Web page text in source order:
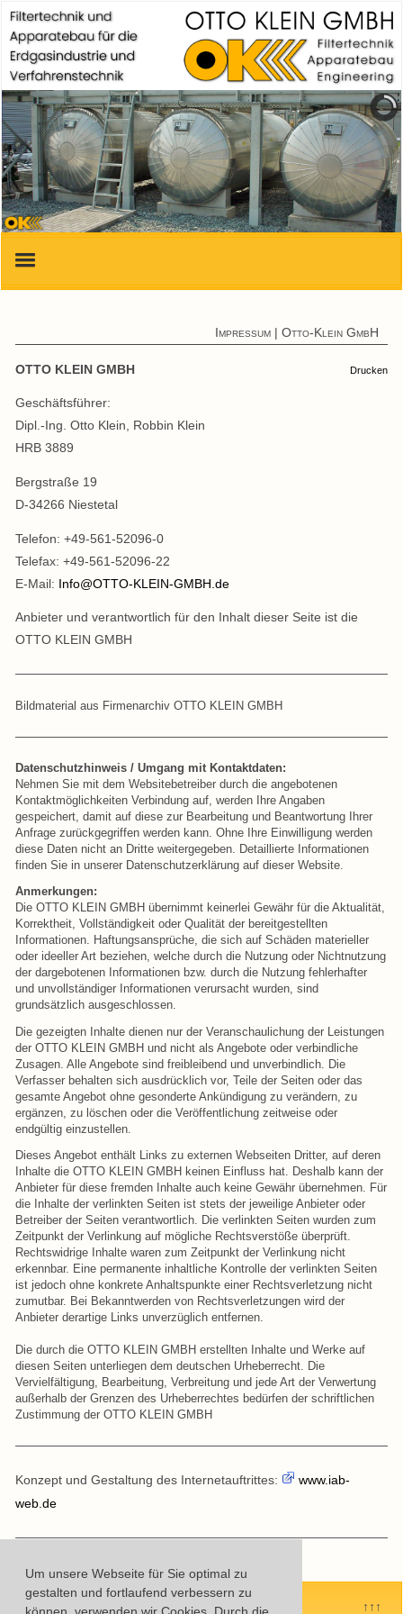
Um unsere Webseite für Sie optimal zu
gestalten und fortlaufend verbessern zu
Produkte & Leistungen
Kontakt & Anfahrt
Referenzen
Impressum | Otto-Klein GmbH
Drucken
OTTO KLEIN GMBH
Geschäftsführer:
Dipl.-Ing. Otto Klein, Robbin Klein
HRB 3889
Bergstraße 19
D-34266 Niestetal
Telefon: +49-561-52096-0
Telefax: +49-561-52096-22
E-Mail: Info@OTTO-KLEIN-GMBH.de
Anbieter und verantwortlich für den Inhalt dieser Seite ist die
OTTO KLEIN GMBH
Bildmaterial aus Firmenarchiv OTTO KLEIN GMBH
Datenschutzhinweis / Umgang mit Kontaktdaten:
Nehmen Sie mit dem Websitebetreiber durch die angebotenen
Kontaktmöglichkeiten Verbindung auf, werden Ihre Angaben
gespeichert, damit auf diese zur Bearbeitung und Beantwortung Ihrer
Anfrage zurückgegriffen werden kann. Ohne Ihre Einwilligung werden
diese Daten nicht an Dritte weitergegeben. Detaillierte Informationen
finden Sie in unserer Datenschutzerklärung auf dieser Website.
Anmerkungen:
Die OTTO KLEIN GMBH übernimmt keinerlei Gewähr für die Aktualität,
Korrektheit, Vollständigkeit oder Qualität der bereitgestellten
Informationen. Haftungsansprüche, die sich auf Schäden materieller
oder ideeller Art beziehen, welche durch die Nutzung oder Nichtnutzung
der dargebotenen Informationen bzw. durch die Nutzung fehlerhafter
und unvollständiger Informationen verursacht wurden, sind
grundsätzlich ausgeschlossen.
Die gezeigten Inhalte dienen nur der Veranschaulichung der Leistungen
der OTTO KLEIN GMBH und nicht als Angebote oder verbindliche
Zusagen. Alle Angebote sind freibleibend und unverbindlich. Die
Verfasser behalten sich ausdrücklich vor, Teile der Seiten oder das
gesamte Angebot ohne gesonderte Ankündigung zu verändern, zu
ergänzen, zu löschen oder die Veröffentlichung zeitweise oder
endgültig einzustellen.
Dieses Angebot enthält Links zu externen Webseiten Dritter, auf deren
Inhalte die OTTO KLEIN GMBH keinen Einfluss hat. Deshalb kann der
Anbieter für diese fremden Inhalte auch keine Gewähr übernehmen. Für
die Inhalte der verlinkten Seiten ist stets der jeweilige Anbieter oder
Betreiber der Seiten verantwortlich. Die verlinkten Seiten wurden zum
Zeitpunkt der Verlinkung auf mögliche Rechtsverstöße überprüft.
Rechtswidrige Inhalte waren zum Zeitpunkt der Verlinkung nicht
erkennbar. Eine permanente inhaltliche Kontrolle der verlinkten Seiten
ist jedoch ohne konkrete Anhaltspunkte einer Rechtsverletzung nicht
zumutbar. Bei Bekanntwerden von Rechtsverletzungen wird der
Anbieter derartige Links unverzüglich entfernen.
Die durch die OTTO KLEIN GMBH erstellten Inhalte und Werke auf
diesen Seiten unterliegen dem deutschen Urheberrecht. Die
Vervielfältigung, Bearbeitung, Verbreitung und jede Art der Verwertung
außerhalb der Grenzen des Urheberrechtes bedürfen der schriftlichen
Zustimmung der OTTO KLEIN GMBH
Konzept und Gestaltung des Internetauftrittes:
www.iab-
web.de
↑↑↑